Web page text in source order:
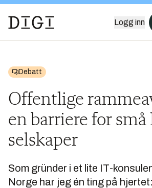
Logg inn
Debatt
Offentlige
en barriere for små
selskaper
Som gründer i et lite IT-
Norge har jeg én ting på